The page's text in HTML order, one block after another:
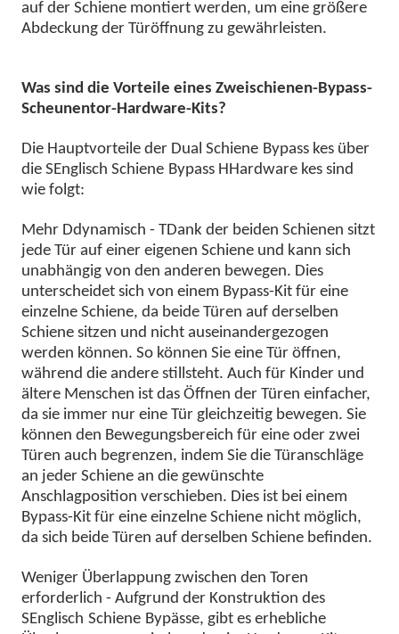
auf der Schiene montiert werden, um eine größere
Abdeckung der Türöffnung zu gewährleisten.
Was sind die Vorteile eines Zweischienen-Bypass-
Scheunentor-Hardware-Kits?
Die Hauptvorteile der DualSchiene Bypass kes über
dieS EnglischSchiene Bypass H Hardware kes sind
wie folgt:
Mehr Ddynamisch -TDank der beiden Schienen sitzt
jede Tür auf einer eigenen Schiene und kann sich
unabhängig von den anderen bewegen. Dies
unterscheidet sich von einem Bypass-Kit für eine
einzelne Schiene, da beide Türen auf derselben
Schiene sitzen und nicht auseinandergezogen
werden können. So können Sie eine Tür öffnen,
während die andere stillsteht. Auch für Kinder und
ältere Menschen ist das Öffnen der Türen einfacher,
da sie immer nur eine Tür gleichzeitig bewegen. Sie
können den Bewegungsbereich für eine oder zwei
Türen auch begrenzen, indem Sie die Türanschläge
an jeder Schiene an die gewünschte
Anschlagposition verschieben. Dies ist bei einem
Bypass-Kit für eine einzelne Schiene nicht möglich,
da sich beide Türen auf derselben Schiene befinden.
Weniger Überlappung zwischen den Toren
erforderlich - Aufgrund der Konstruktion des
S Englisch Schiene Bypässe, gibt es erhebliche